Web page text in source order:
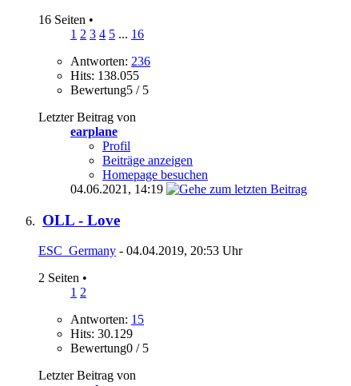
16 Seiten •
1 2 3 4 5 ... 16
Antworten: 236
Hits: 138.055
Bewertung5 / 5
Letzter Beitrag von
earplane
Profil
Beiträge anzeigen
Homepage besuchen
04.06.2021, 14:19
OLL - Love
ESC_Germany - 04.04.2019, 20:53 Uhr
2 Seiten •
1 2
Antworten: 15
Hits: 30.129
Bewertung0 / 5
Letzter Beitrag von